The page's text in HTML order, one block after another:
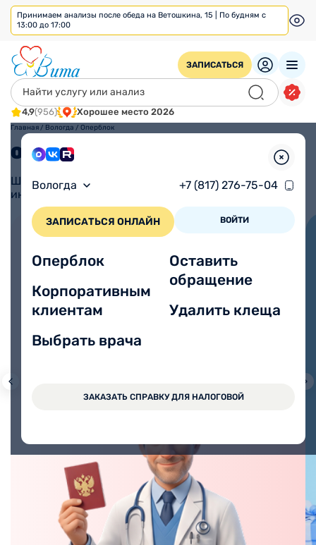
Принимаем анализы после обеда на Ветошкина, 15 | По будням с
13:00 до 17:00
ЗАПИСАТЬСЯ
4,9(956) Хорошее место 2026
Вологда +7 (817) 276-75-04
ЗАПИСАТЬСЯ ОНЛАЙН ВОЙТИ
Оперблок
Корпоративным
клиентам
Выбрать врача
Оставить
обращение
Удалить клеща
ЗАКАЗАТЬ СПРАВКУ ДЛЯ НАЛОГОВОЙ
Главная / Вологда / Оперблок
Операции
Широкий спектр хирургических услуг с
индивидуальным подходом
Идете на прием или
сдачу анализов?
Не забудьте паспорт!
ВАЖНО!